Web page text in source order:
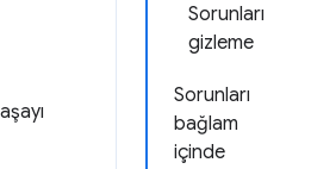
Sorunları
gizleme
Sorunları
bağlam
içinde